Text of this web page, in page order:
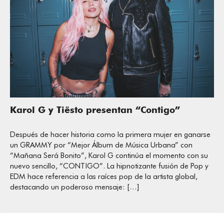
Karol G y Tiësto presentan “Contigo”
Después de hacer historia como la primera mujer en ganarse
un GRAMMY por “Mejor Álbum de Música Urbana” con
“Mañana Será Bonito”, Karol G continúa el momento con su
nuevo sencillo, “CONTIGO”. La hipnotizante fusión de Pop y
EDM hace referencia a las raíces pop de la artista global,
destacando un poderoso mensaje: […]